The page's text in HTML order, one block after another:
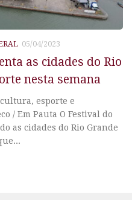
05/04/2023
as cidades do Rio
nesta semana
esporte e
/ Em Pauta O Festival do
as cidades do Rio Grande